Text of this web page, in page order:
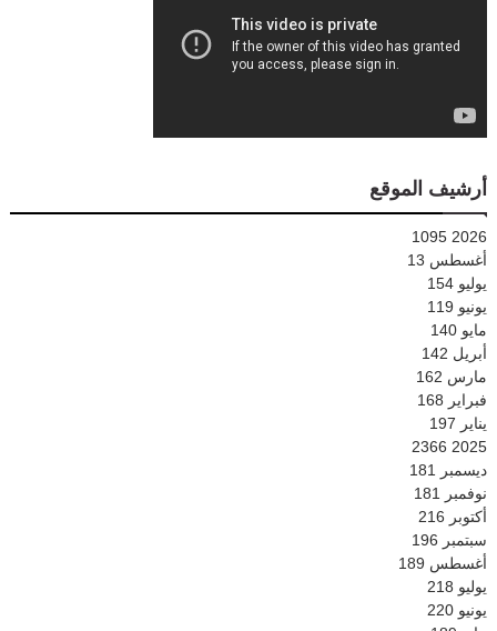
أرشيف الموقع
2026
1095
أغسطس 13
يوليو 154
يونيو 119
مايو 140
أبريل 142
مارس 162
فبراير 168
يناير 197
2025
2366
ديسمبر
181
نوفمبر
181
أكتوبر 216
سبتمبر 196
أغسطس 189
يوليو 218
يونيو 220